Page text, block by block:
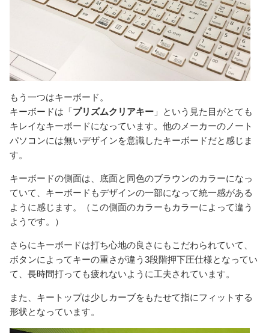
もう一つはキーボード。
キーボードは「プリズムクリアキー 」という見た目がとても
キレイなキーボードになっています。他のメーカーのノート
パソコンには無いデザインを意識したキーボードだと感じま
す。
キーボードの側面は、底面と同色のブラウンのカラーになっ
ていて、キーボードもデザインの一部になって統一感がある
ように感じます。（この側面のカラーもカラーによって違う
ようです。）
さらにキーボードは打ち心地の良さにもこだわられていて、
ボタンによってキーの重さが違う3段階押下圧仕様となってい
て、長時間打っても疲れないように工夫されています。
また、キートップは少しカーブをもたせて指にフィットする
形状となっています。